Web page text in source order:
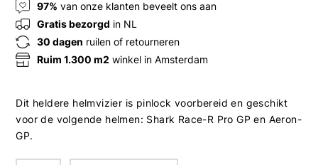
97% van onze klanten beveelt ons aan
Gratis bezorgd in NL
30 dagen ruilen of retourneren
Ruim 1.300 m2 winkel in Amsterdam
Dit heldere helmvizier is pinlock voorbereid en geschikt
voor de volgende helmen: Shark Race-R Pro GP en Aeron-
GP.